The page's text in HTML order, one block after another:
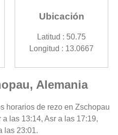
Ubicación
Latitud : 50.75
Longitud : 13.0667
Alemania
horarios de rezo en Zschopau
las 13:14, Asr a las 17:19,
las 23:01.